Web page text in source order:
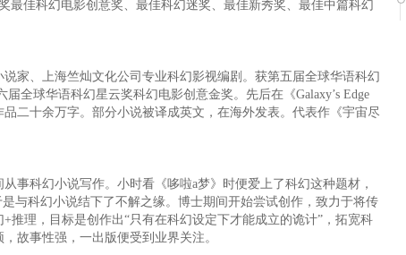
最佳科幻电影创意奖、最佳科幻迷奖、最佳新秀奖、最佳中篇科幻
、上海竺灿文化公司专业科幻影视编剧。获第五届全球华语科幻
全球华语科幻星云奖科幻电影创意金奖。先后在《Galaxy’s Edge
二十余万字。部分小说被译成英文，在海外发表。代表作《宇宙尽
科幻小说写作。小时看《哆啦a梦》时便爱上了科幻这种题材，
与科幻小说结下了不解之缘。博士期间开始尝试创作，致力于将传
理，目标是创作出“只有在科幻设定下才能成立的诡计”，拓宽科
故事性强，一出版便受到业界关注。